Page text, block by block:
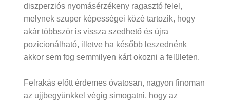
diszperziós nyomásérzékeny ragasztó felel,
melynek szuper képességei közé tartozik, hogy
akár többször is vissza szedhető és újra
pozicionálható, illetve ha később leszednénk
akkor sem fog semmilyen kárt okozni a felületen.
Felrakás előtt érdemes óvatosan, nagyon finoman
az ujjbegyünkkel végig simogatni, hogy az